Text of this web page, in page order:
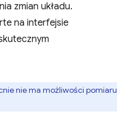
zmian układu.
na interfejsie
nie ma możliwości pomiaru